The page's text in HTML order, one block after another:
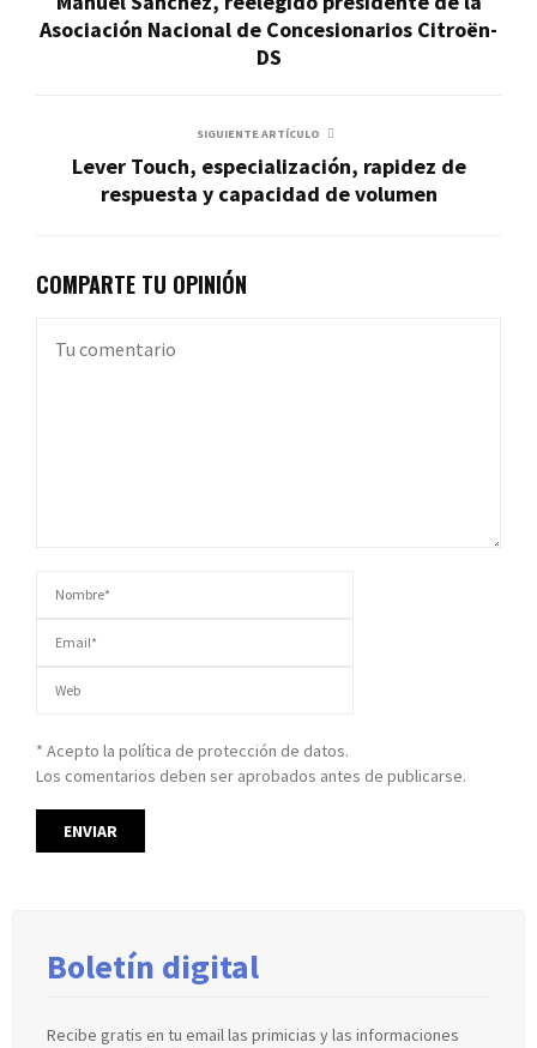
Asociación Nacional de Concesionarios Citroën-
DS
SIGUIENTE ARTÍCULO
Lever Touch, especialización, rapidez de
respuesta y capacidad de volumen
COMPARTE TU OPINIÓN
* Acepto la política de protección de datos.
Los comentarios deben ser aprobados antes de publicarse.
Boletín digital
Recibe gratis en tu email las primicias y las informaciones